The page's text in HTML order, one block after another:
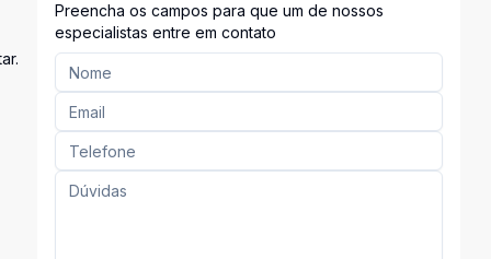
Preencha os campos para que um de nossos
especialistas entre em contato